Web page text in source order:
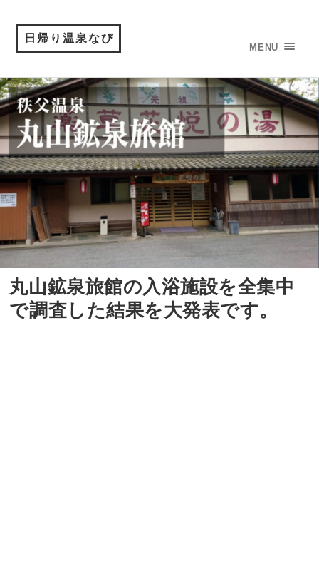
日帰り温泉なび
MENU
丸山鉱泉旅館の入浴施設を全集中
で調査した結果を大発表です。